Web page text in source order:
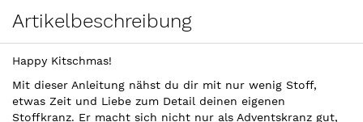
Artikelbeschreibung
Happy Kitschmas!
Mit dieser Anleitung nähst du dir mit nur wenig Stoff,
etwas Zeit und Liebe zum Detail deinen eigenen
Stoffkranz. Er macht sich nicht nur als Adventskranz gut,